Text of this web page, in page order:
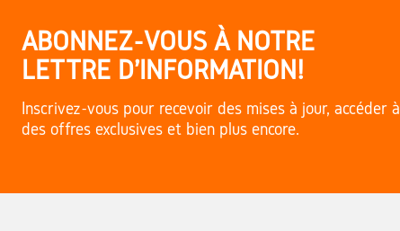
ABONNEZ-VOUS À NOTRE
LETTRE D'INFORMATION!
Inscrivez-vous pour recevoir des mises à jour, accéder à
des offres exclusives et bien plus encore.